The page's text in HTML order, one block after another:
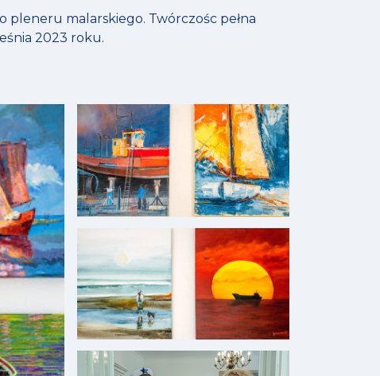
pleneru malarskiego. Twórczośc pełna
2023 roku.